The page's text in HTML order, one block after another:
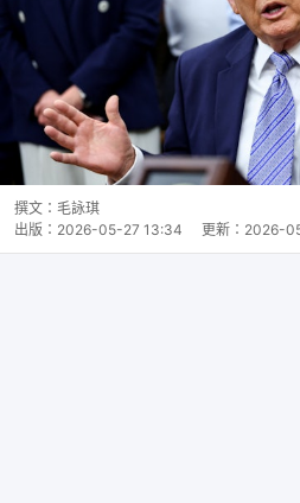
撰文： 毛詠琪
出版： 2026-05-27 13:34 更新： 2026-